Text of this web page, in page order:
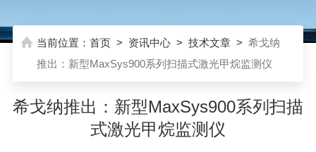
当前位置： 首页> 资讯中心> 技术文章> 希戈纳
推出：新型MaxSys900系列扫描式激光甲烷监测仪
希戈纳推出：新型MaxSys900系列扫描
式激光甲烷监测仪